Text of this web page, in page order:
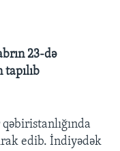
23-də
qəbiristanlığında
edib. İndiyədək